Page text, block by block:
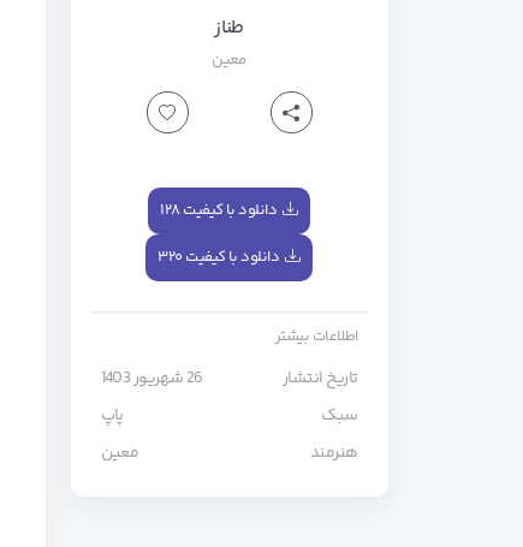
طناز
معین
دانلود با کیفیت ۱۲۸
دانلود با کیفیت ۳۲۰
اطلاعات بیشتر
تاریخ انتشار
26 شهریور 1403
سبک
پاپ
هنرمند
معین